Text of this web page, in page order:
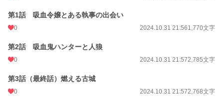
初回公開日時
週間ポイント
月間ポイント 7 pt (116,421 位)
年間ポイント
第1話 吸血令嬢とある執事の出会い
0 2024.10.31 21:561,770文字
第2話 吸血鬼ハンターと人狼
0 2024.10.31 21:572,785文字
第3話（最終話）燃える古城
0 2024.10.31 21:572,768文字